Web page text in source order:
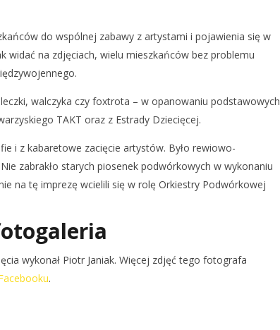
do wspólnej zabawy z artystami i pojawienia się w
widać na zdjęciach, wielu mieszkańców bez problemu
walczyka czy foxtrota – w opanowaniu podstawowych
TAKT oraz z Estrady Dziecięcej.
i z kabaretowe zacięcie artystów. Było rewiowo-
zabrakło starych piosenek podwórkowych w wykonaniu
na tę imprezę wcielili się w rolę Orkiestry Podwórkowej
wykonał Piotr Janiak. Więcej zdjęć tego fotografa
.